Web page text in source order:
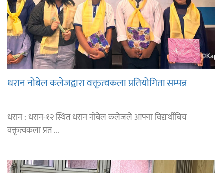
धरान नोबेल कलेजद्वारा वक्तृत्वकला प्रतियोगिता सम्पन्न
धरान : धरान-१२ स्थित धरान नोबेल कलेजले आफ्ना विद्यार्थीबिच
वक्तृत्वकला प्रत ...